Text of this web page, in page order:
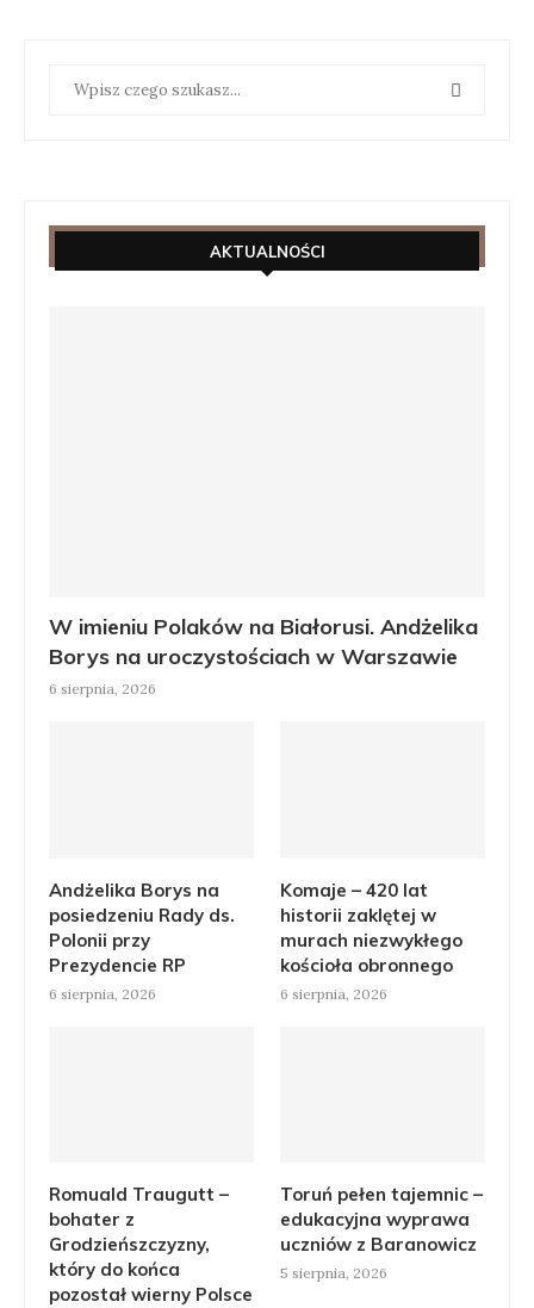
AKTUALNOŚCI
W imieniu Polaków na Białorusi. Andżelika
Borys na uroczystościach w Warszawie
6 sierpnia, 2026
Andżelika Borys na
posiedzeniu Rady ds.
Polonii przy
Prezydencie RP
6 sierpnia, 2026
Komaje – 420 lat
historii zaklętej w
murach niezwykłego
kościoła obronnego
6 sierpnia, 2026
Romuald Traugutt –
bohater z
Grodzieńszczyzny,
który do końca
pozostał wierny Polsce
Toruń pełen tajemnic –
edukacyjna wyprawa
uczniów z Baranowicz
5 sierpnia, 2026